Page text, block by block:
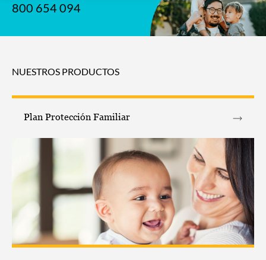
800 654 094
NUESTROS PRODUCTOS
Plan Protección Familiar